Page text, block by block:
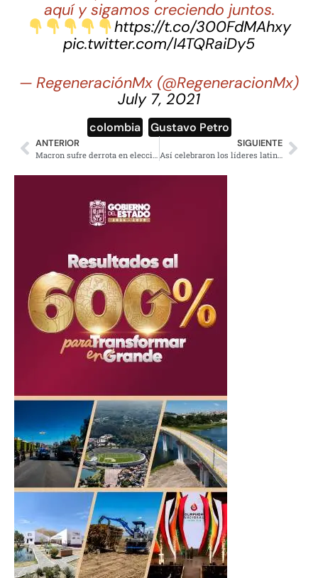
aquí y sigamos creciendo juntos.
https://t.co/300FdMAhxy
pic.twitter.com/I4TQRaiDy5
— RegeneraciónMx (@RegeneracionMx)
July 7, 2021
colombia Gustavo Petro
ANTERIOR SIGUIENTE